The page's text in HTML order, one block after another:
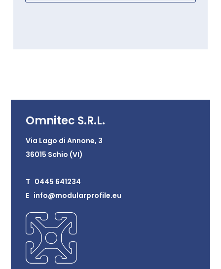
Omnitec S.R.L.
Via Lago di Annone, 3
36015 Schio (VI)
T 0445 641234
E info@modularprofile.eu